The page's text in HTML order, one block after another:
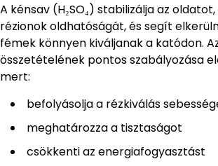
A kénsav (H₂SO₄) stabilizálja az
rézionok oldhatóságát, és segít
fémek könnyen kiváljanak a katódon.
összetételének pontos szabályozása
mert:
befolyásolja a rézkiválás
meghatározza a tisztaságot
csökkenti az energiafogyasztást